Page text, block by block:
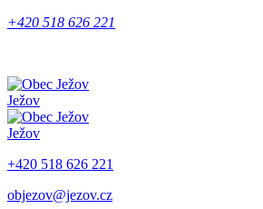
+420 518 626 221
Ježov
Ježov
+420 518 626 221
objezov@jezov.cz